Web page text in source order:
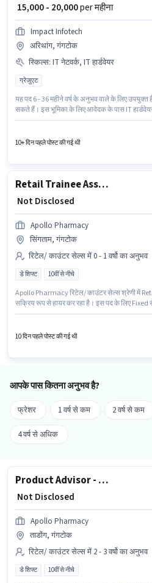
₹ 15,000 - 20,000per महीना
Impact Infotech
अरिथांग, गंगटोक
स्किल्स: IT नेटवर्क, IT हार्डवेयर
ग्रेजुएट
यह पद 6 - 36 महीने वर्ष के अनुभव वाले के लिए उपयुक्त
सकते हैं। इस भूमिका के लिए आवेदक के पास IT
पद और कंपनी की नीतियों के अनुसार दिए जा सकते हैं।
10+ दिन पहले पोस्ट की गई थी
Retail Trainee Associate
₹ Not Disclosed
Apollo Pharmacy
सिंगताम, गंगटोक
रिटेल/ काउंटर सेल्स में 0 - 1 वर्षो का अनुभव
डे शिफ्ट 10वीं से नीचे
Apollo Pharmacy रिटेल/ काउंटर सेल्स श्रेणी में
सक्रिय रूप से हायर कर रहा है। इस पद के लिए Fixed
माह ₹1 तक कमा सकते हैं। 10वीं से नीचे योग्यता वाले
10 दिन पहले पोस्ट की गई थी
आपके पास कितना अनुभव है?
फ्रेशर 1 वर्ष से कम 2 वर्ष से कम
4 वर्ष से अधिक
Product Advisor - Nutrition and Health Supplements
₹ Not Disclosed
Apollo Pharmacy
ताडोंग, गंगटोक
रिटेल/ काउंटर सेल्स में 2 - 3 वर्षो का अनुभव
डे शिफ्ट 10वीं से नीचे